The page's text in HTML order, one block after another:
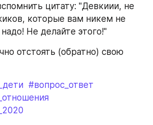
цитату: "Девкиии, не
которые вам никем не
Не делайте этого!"
отстоять (обратно) свою
#вопрос_ответ